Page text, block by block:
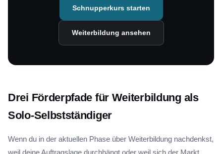
Schnupperkurs starten
Weiterbildung ansehen
Drei Förderpfade für Weiterbildung als
Solo-Selbstständiger
Wenn du in der aktuellen Phase über Weiterbildung nachdenkst,